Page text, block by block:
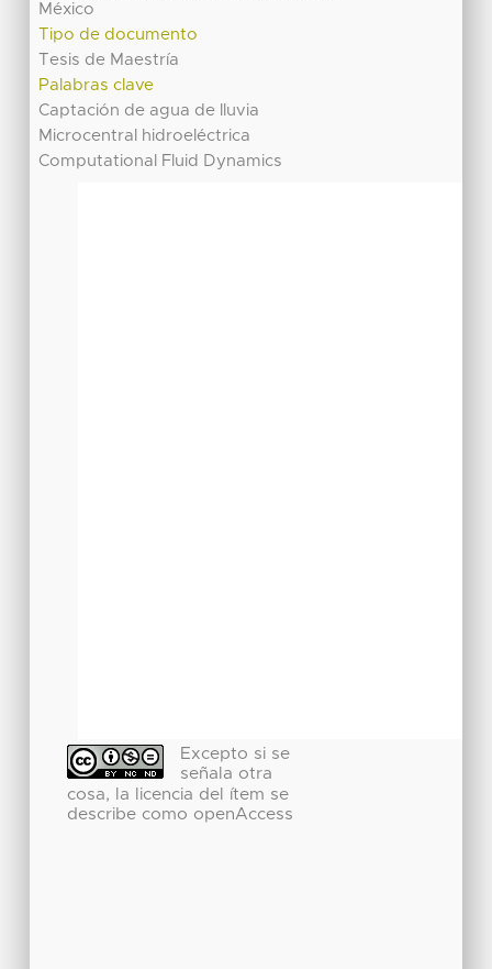
México
Tipo de documento
Tesis de Maestría
Palabras clave
Captación de agua de lluvia
Microcentral hidroeléctrica
Computational Fluid Dynamics
Excepto si se
señala otra
cosa, la licencia del ítem se
describe como openAccess